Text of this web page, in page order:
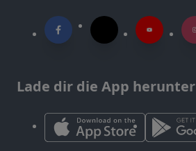
Lade dir die App herunter